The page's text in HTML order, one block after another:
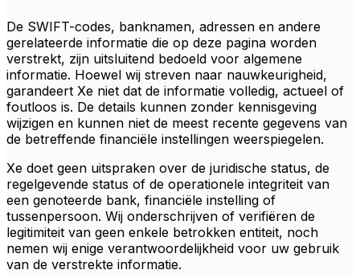
De SWIFT-codes, banknamen, adressen en andere
gerelateerde informatie die op deze pagina worden
verstrekt, zijn uitsluitend bedoeld voor algemene
informatie. Hoewel wij streven naar nauwkeurigheid,
garandeert Xe niet dat de informatie volledig, actueel of
foutloos is. De details kunnen zonder kennisgeving
wijzigen en kunnen niet de meest recente gegevens van
de betreffende financiële instellingen weerspiegelen.
Xe doet geen uitspraken over de juridische status, de
regelgevende status of de operationele integriteit van
een genoteerde bank, financiële instelling of
tussenpersoon. Wij onderschrijven of verifiëren de
legitimiteit van geen enkele betrokken entiteit, noch
nemen wij enige verantwoordelijkheid voor uw gebruik
van de verstrekte informatie.